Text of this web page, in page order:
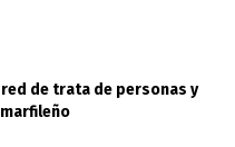
red de trata de personas y